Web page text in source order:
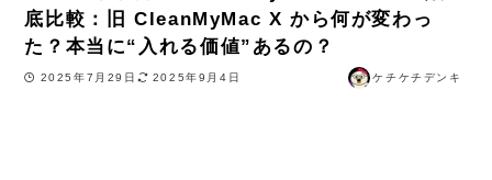
底比較：旧 CleanMyMac X から何が変わっ
た？本当に“入れる価値”あるの？
2025年7月29日 2025年9月4日 ケチケチデンキ